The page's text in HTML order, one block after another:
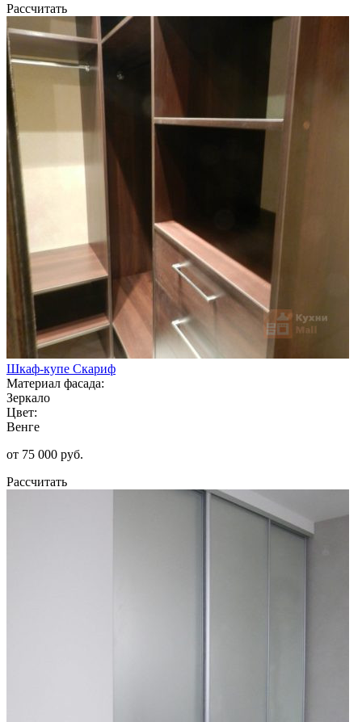
Рассчитать
Шкаф-купе Скариф
Материал фасада:
Зеркало
Цвет:
Венге
от 75 000 руб.
Рассчитать